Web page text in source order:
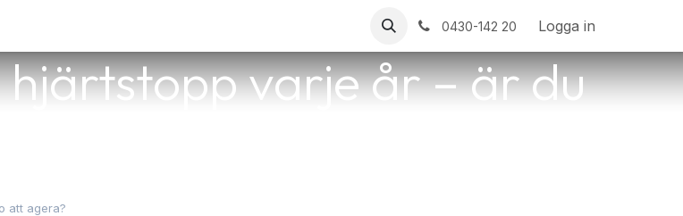
0430-142 20 Logga in
varje år – är du
att agera?